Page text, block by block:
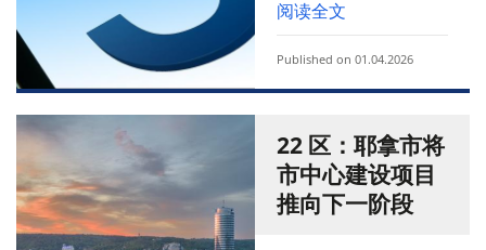
阅读全文
Published on 01.04.2026
22 区：耶拿市将
市中心建设项目
推向下一阶段